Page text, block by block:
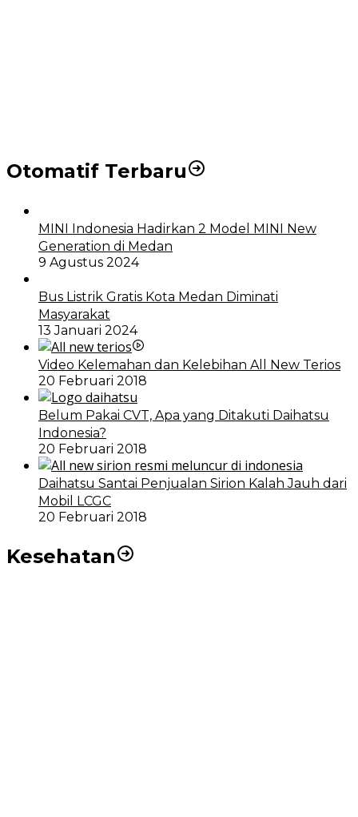
Otomatif Terbaru
MINI Indonesia Hadirkan 2 Model MINI New
Generation di Medan
9 Agustus 2024
Bus Listrik Gratis Kota Medan Diminati
Masyarakat
13 Januari 2024
Video Kelemahan dan Kelebihan All New Terios
20 Februari 2018
Belum Pakai CVT, Apa yang Ditakuti Daihatsu
Indonesia?
20 Februari 2018
Daihatsu Santai Penjualan Sirion Kalah Jauh dari
Mobil LCGC
20 Februari 2018
Kesehatan